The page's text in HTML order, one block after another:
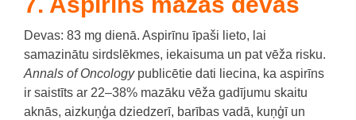
Devas: 83 mg dienā. Aspirīnu īpaši lieto, lai
samazinātu sirdslēkmes, iekaisuma un pat vēža risku.
Annals of Oncologypublicētie dati liecina, ka aspirīns
ir saistīts ar 22–38% mazāku vēža gadījumu skaitu
aknās, aizkuņģa dziedzerī, barības vadā, kuņģī un